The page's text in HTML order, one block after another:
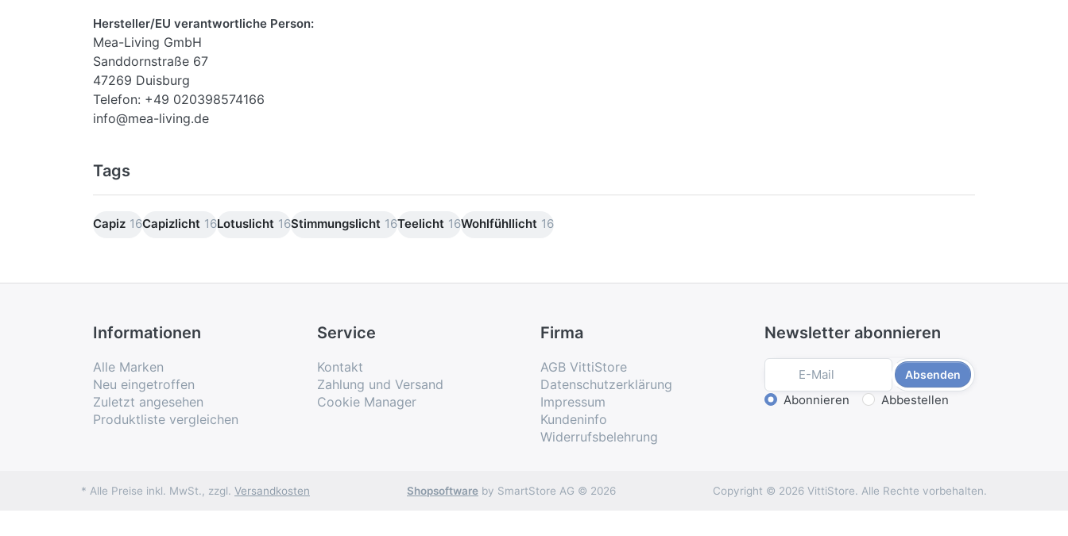
Hersteller/EU verantwortliche Person:
Mea-Living GmbH
Sanddornstraße 67
47269 Duisburg
Telefon: +49 020398574166
info@mea-living.de
Tags
Capiz 16Capizlicht 16Lotuslicht 16Stimmungslicht 16Teelicht 16Wohlfühllicht 16
Informationen
Alle Marken
Neu eingetroffen
Zuletzt angesehen
Produktliste vergleichen
Service
Kontakt
Zahlung und Versand
Cookie Manager
Firma
AGB VittiStore
Datenschutzerklärung
Impressum
Kundeninfo
Widerrufsbelehrung
Newsletter abonnieren
Absenden
Aktion wählen
Abonnieren Abbestellen
* Alle Preise inkl. MwSt., zzgl. Versandkosten Shopsoftware by SmartStore AG © 2026 Copyright © 2026 VittiStore. Alle Rechte vorbehalten.